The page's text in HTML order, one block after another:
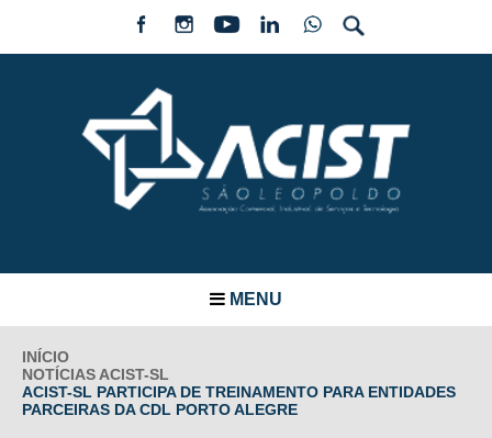
MENU
INÍCIO
NOTÍCIAS ACIST-SL
ACIST-SL PARTICIPA DE TREINAMENTO PARA ENTIDADES
PARCEIRAS DA CDL PORTO ALEGRE